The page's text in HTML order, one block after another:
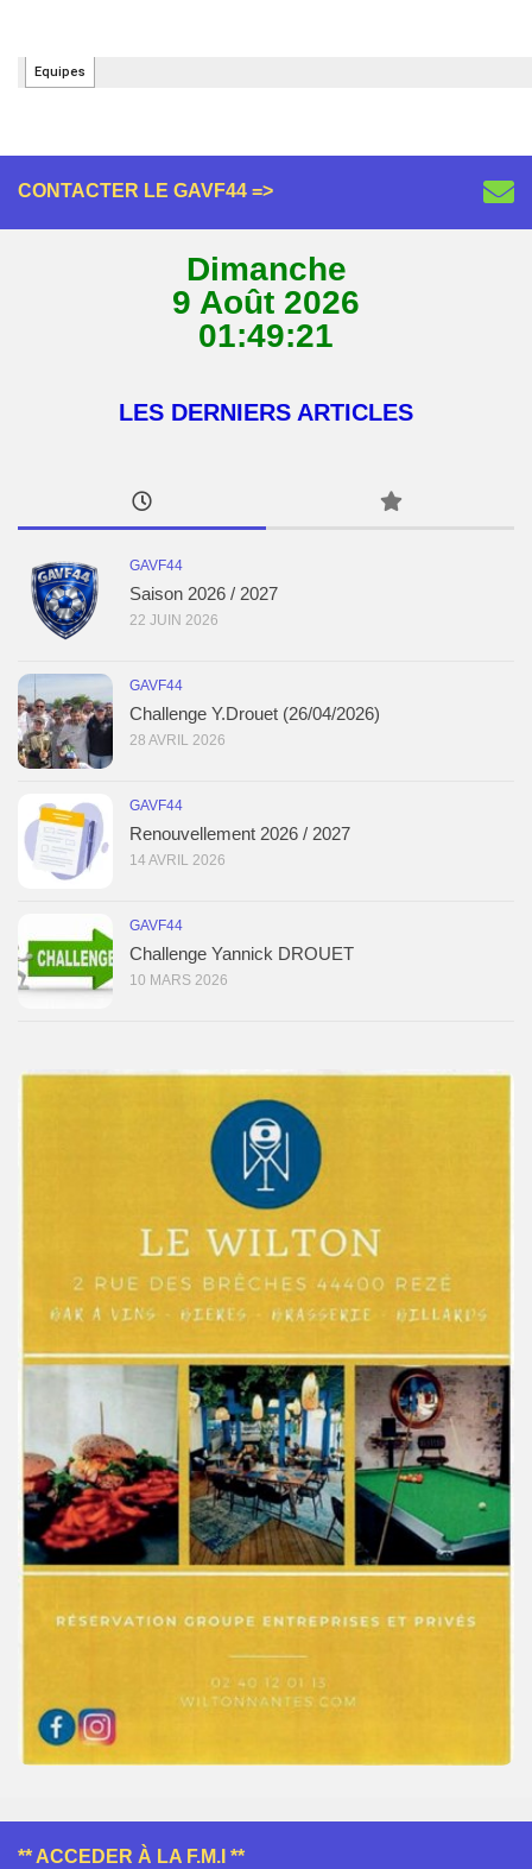
CONTACTER LE GAVF44 =>
Dimanche
9 Août 2026
01:49:22
LES DERNIERS ARTICLES
GAVF44
Saison 2026 / 2027
22 JUIN 2026
GAVF44
Challenge Y.Drouet (26/04/2026)
28 AVRIL 2026
GAVF44
Renouvellement 2026 / 2027
14 AVRIL 2026
GAVF44
Challenge Yannick DROUET
10 MARS 2026
** ACCEDER À LA F.M.I **